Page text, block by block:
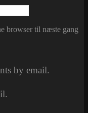
browser til næste gang
by email.